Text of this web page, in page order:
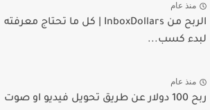
منذ عام
الربح من InboxDollars | كل ما تحتاج معرفته
لبدء كسب...
منذ عام
ربح 100 دولار عن طريق تحويل فيديو او صوت